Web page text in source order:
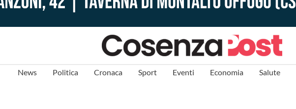
News Politica Cronaca Sport Eventi Economia Salute